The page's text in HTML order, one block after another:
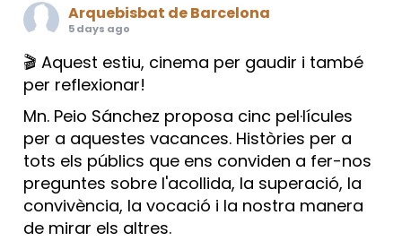
Arquebisbat de Barcelona
5 days ago
🎬 Aquest estiu, cinema per gaudir i també
per reflexionar!
Mn. Peio Sánchez proposa cinc pel·lícules
per a aquestes vacances. Històries per a
tots els públics que ens conviden a fer-nos
preguntes sobre l'acollida, la superació, la
convivència, la vocació i la nostra manera
de mirar els altres.